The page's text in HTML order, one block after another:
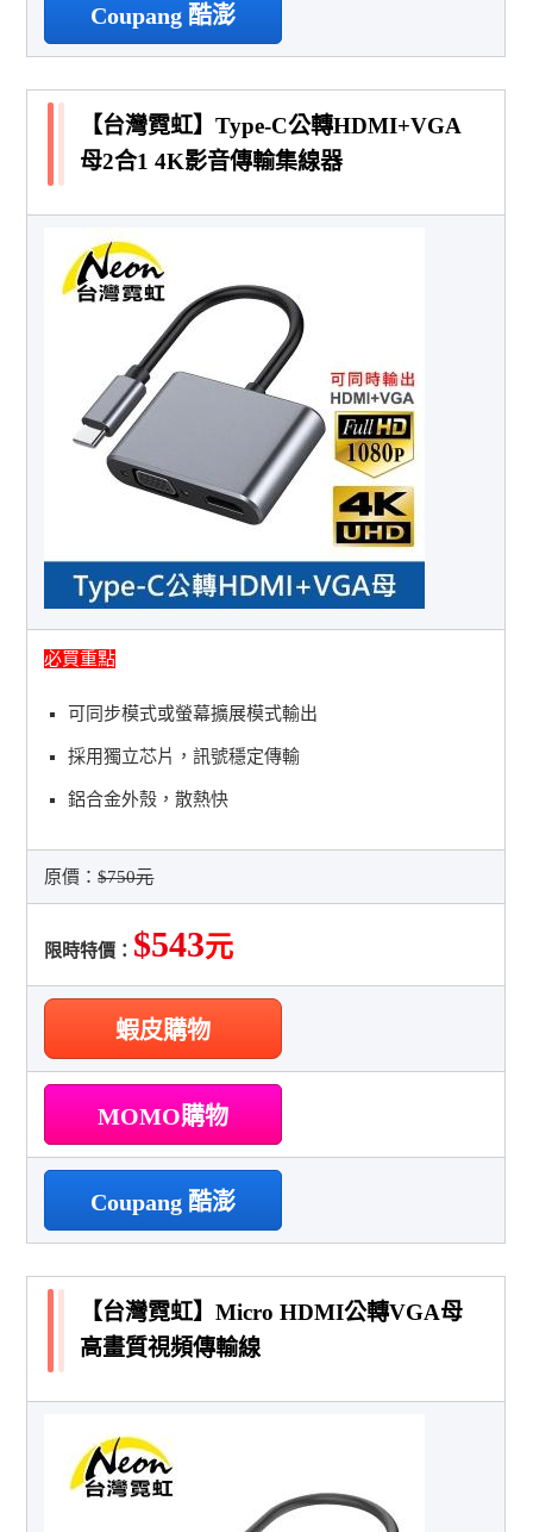
Coupang 酷澎
【台灣霓虹】Type-C公轉HDMI+VGA
母2合1 4K影音傳輸集線器
必買重點
可同步模式或螢幕擴展模式輸出
採用獨立芯片，訊號穩定傳輸
鋁合金外殼，散熱快
原價：$750元
限時特價： $543元
蝦皮購物
MOMO購物
Coupang 酷澎
【台灣霓虹】Micro HDMI公轉VGA母
高畫質視頻傳輸線